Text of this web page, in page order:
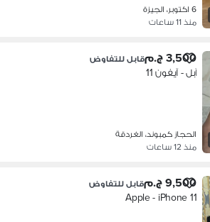
6 اكتوبر، الجيزة
منذ 11 ساعات
3,500 ج.م قابل للتفاوض
آبل - آيفون 11
الحجاز كمبوند، الغردقة
منذ 12 ساعات
9,500 ج.م قابل للتفاوض
Apple - iPhone 11